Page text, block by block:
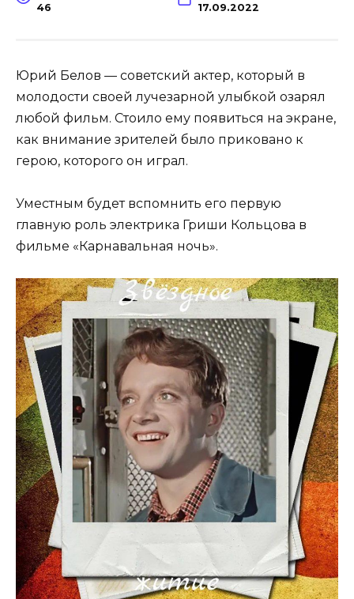
46 17.09.2022
Юрий Белов — советский актер, который в
молодости своей лучезарной улыбкой озарял
любой фильм. Стоило ему появиться на экране,
как внимание зрителей было приковано к
герою, которого он играл.
Уместным будет вспомнить его первую
главную роль электрика Гриши Кольцова в
фильме «Карнавальная ночь».